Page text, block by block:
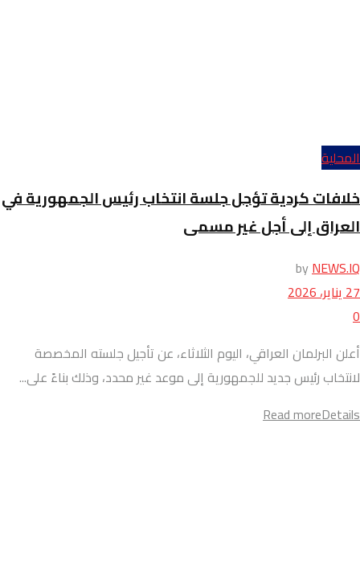
المحلية
خلافات كردية تؤجل جلسة انتخاب رئيس الجمهورية في
العراق إلى أجل غير مسمى
byNEWS.IQ
27 يناير، 2026
0
أعلن البرلمان العراقي، اليوم الثلاثاء، عن تأجيل جلسته المخصصة
لانتخاب رئيس جديد للجمهورية إلى موعد غير محدد، وذلك بناءً على...
Read moreDetails